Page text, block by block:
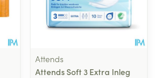
Attends
Attends Soft 3 Extra Inleg